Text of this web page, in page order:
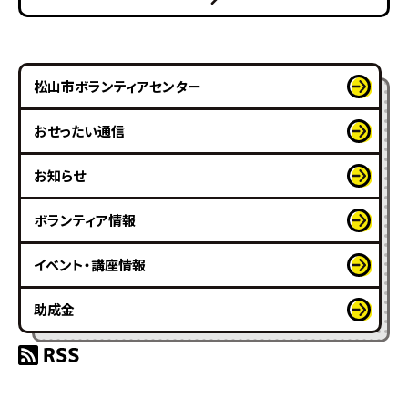
松山市ボランティアセンター
おせったい通信
お知らせ
ボランティア情報
イベント・講座情報
助成金